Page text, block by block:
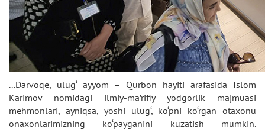
...Darvoqe, ulug‘ ayyom – Qurbon hayiti arafasida Islom
Karimov nomidagi ilmiy-ma’rifiy yodgorlik majmuasi
mehmonlari, ayniqsa, yoshi ulug‘, ko‘pni ko‘rgan otaxonu
onaxonlarimizning ko‘payganini kuzatish mumkin.